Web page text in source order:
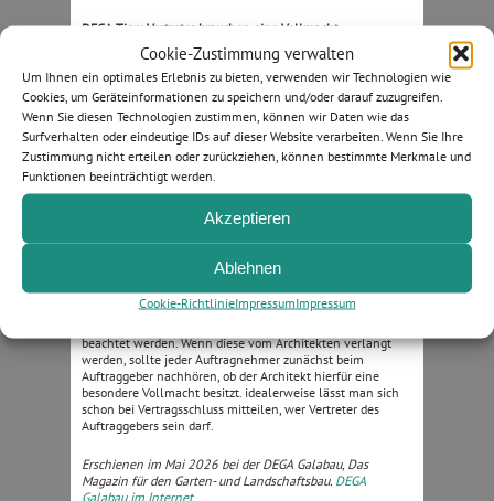
Cookie-Zustimmung verwalten
Um Ihnen ein optimales Erlebnis zu bieten, verwenden wir Technologien wie
Cookies, um Geräteinformationen zu speichern und/oder darauf zuzugreifen.
Wenn Sie diesen Technologien zustimmen, können wir Daten wie das
Surfverhalten oder eindeutige IDs auf dieser Website verarbeiten. Wenn Sie Ihre
Zustimmung nicht erteilen oder zurückziehen, können bestimmte Merkmale und
Funktionen beeinträchtigt werden.
Akzeptieren
Ablehnen
Cookie-RichtlinieImpressumImpressum
DEGA-Tipp: Vertreter brauchen eine Vollmacht
Prüfen Sie stets, wer Ihr tatsächlicher Vertragspartner ist.
Nur gegen diesen bestehen Ansprüche. Lässt sich der
Vertragspartner durch Dritte wirksam vertreten, fungieren
diese faktisch als der verlängerte Arm des Vertretenen.
Erklärungen der Vertreter werden dann dem Vertretenen
zugerechnet, als hätte er sie selbst getätigt. Besondere
Vorsicht ist deswegen geboten, weil ein Vertreter einer
wirksamen Vollmacht bedarf, die nicht zwingend
schriftlich vorliegen muss. Fehlt es an der Vollmacht und
kann dieses Fehlen nicht auf anderem Wege geheilt
werden, sind Erklärungen des vermeintlichen Vertreters für
den Vertretenen nicht verbindlich; er kann sie aber
genehmigen.
Gerade das Verhalten von Architekten wird oft als
Vertretungshandeln fehlinterpretiert. Es gilt jedoch der
Grundsatz: „Wo das Portemonnaie des Auftraggebers
anfängt, hört die Vertretungsmacht des Architekten auf.“
beachtet werden. Wenn diese vom Architekten verlangt
werden, sollte jeder Auftragnehmer zunächst beim
Auftraggeber nachhören, ob der Architekt hierfür eine
besondere Vollmacht besitzt. idealerweise lässt man sich
schon bei Vertragsschluss mitteilen, wer Vertreter des
Auftraggebers sein darf.
Erschienen im Mai 2026 bei der DEGA Galabau, Das
Magazin für den Garten- und Landschaftsbau. DEGA
Galabau im Internet.